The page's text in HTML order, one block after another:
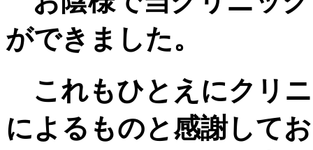
ができました。
これもひとえにクリ
によるものと感謝して